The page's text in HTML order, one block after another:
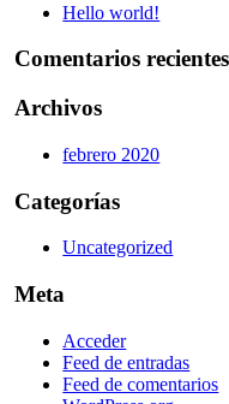
Hello world!
Comentarios recientes
Archivos
febrero 2020
Categorías
Uncategorized
Meta
Acceder
Feed de entradas
Feed de comentarios